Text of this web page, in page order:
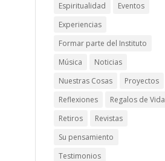
Espiritualidad
Eventos
Experiencias
Formar parte del Instituto
Música
Noticias
Nuestras Cosas
Proyectos
Reflexiones
Regalos de Vida
Retiros
Revistas
Su pensamiento
Testimonios